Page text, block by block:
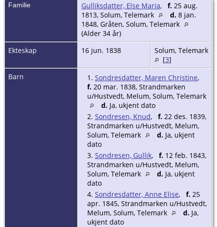
Familie Gulliksdatter, Else Maria, f. 25 aug.
1813, Solum, Telemark
d. 8 jan.
1848, Gråten, Solum, Telemark
(Alder 34 år)
Ekteskap
16 jun. 1838
Solum, Telemark
[3]
Barn
1. Sondresdatter, Maren Christine,
f. 20 mar. 1838, Strandmarken
u/Hustvedt, Melum, Solum, Telemark
d. Ja, ukjent dato
2. Sondresen, Knud, f. 22 des. 1839,
Strandmarken u/Hustvedt, Melum,
Solum, Telemark
d. Ja, ukjent
dato
3. Sondresen, Gullik, f. 12 feb. 1843,
Strandmarken u/Hustvedt, Melum,
Solum, Telemark
d. Ja, ukjent
dato
4. Sondresdatter, Anne Elise, f. 25
apr. 1845, Strandmarken u/Hustvedt,
Melum, Solum, Telemark
d. Ja,
ukjent dato